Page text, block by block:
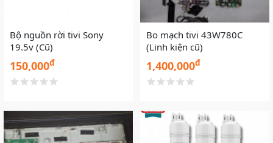
Bộ nguồn rời tivi Sony
19.5v (Cũ)
150,000đ
Bo mạch tivi 43W780C
(Linh kiện cũ)
1,400,000đ